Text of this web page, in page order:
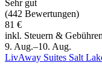
Sehr gut
(442 Bewertungen)
81 €
inkl. Steuern & Gebühren
9. Aug.–10. Aug.
LivAway Suites Salt